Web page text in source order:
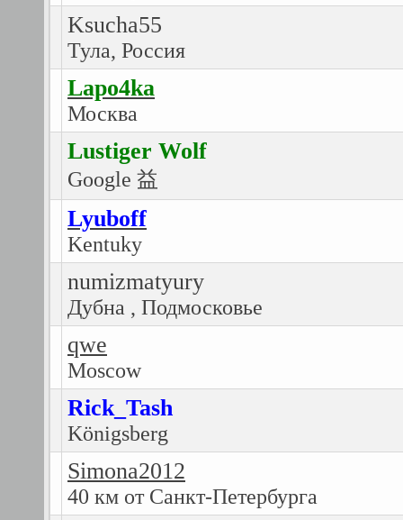
Ksucha55
Тула, Россия
Lapo4ka
Москва
Lustiger Wolf
Google 益
Lyuboff
Kentuky
numizmatyury
Дубна , Подмосковье
qwe
Moscow
Rick_Tash
Königsberg
Simona2012
40 км от Санкт-Петербурга